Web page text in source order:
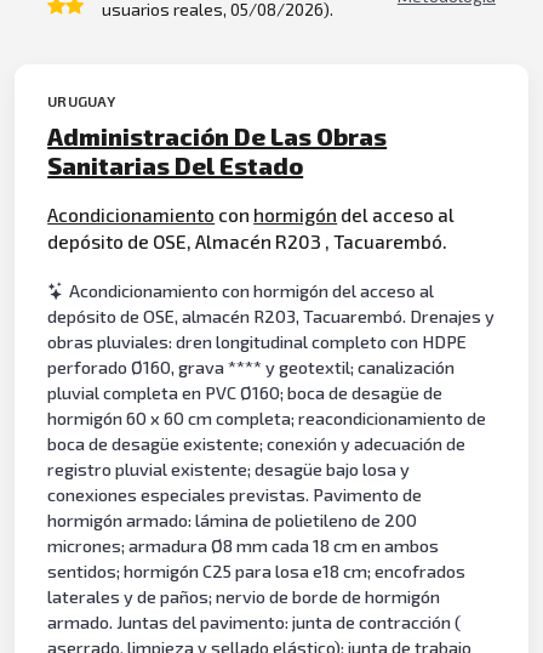
usuarios reales, 05/08/2026).
URUGUAY
Administración De Las Obras
Sanitarias Del Estado
Acondicionamiento con hormigón del acceso al
depósito de OSE, Almacén R203 , Tacuarembó.
Acondicionamiento con hormigón del acceso al
depósito de OSE, almacén R203, Tacuarembó. Drenajes y
obras pluviales: dren longitudinal completo con HDPE
perforado Ø160, grava **** y geotextil; canalización
pluvial completa en PVC Ø160; boca de desagüe de
hormigón 60 x 60 cm completa; reacondicionamiento de
boca de desagüe existente; conexión y adecuación de
registro pluvial existente; desagüe bajo losa y
conexiones especiales previstas. Pavimento de
hormigón armado: lámina de polietileno de 200
micrones; armadura Ø8 mm cada 18 cm en ambos
sentidos; hormigón C25 para losa e18 cm; encofrados
laterales y de paños; nervio de borde de hormigón
armado. Juntas del pavimento: junta de contracción (
aserrado, limpieza y sellado elástico); junta de trabajo